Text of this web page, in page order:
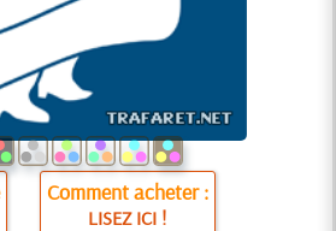
Comment acheter :
LISEZ ICI !